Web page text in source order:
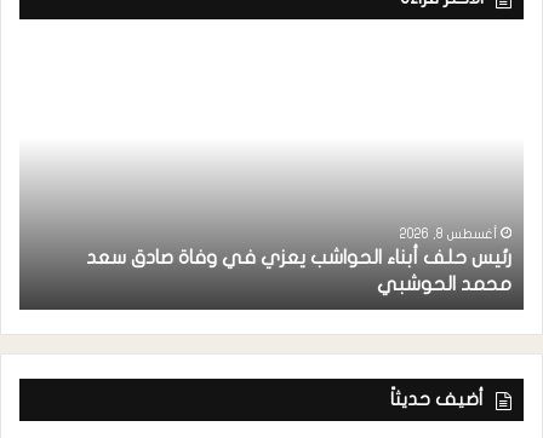
أغسطس 8, 2026
رئيس حلف أبناء الحواشب يعزي في وفاة صادق سعد
محمد الحوشبي
أضيف حديثاً